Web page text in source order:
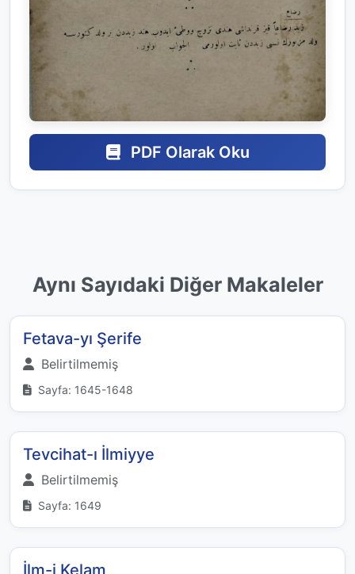
PDF Olarak Oku
Aynı Sayıdaki Diğer Makaleler
Fetava-yı Şerife
Belirtilmemiş
Sayfa: 1645-1648
Tevcihat-ı İlmiyye
Belirtilmemiş
Sayfa: 1649
İlm-i Kelam